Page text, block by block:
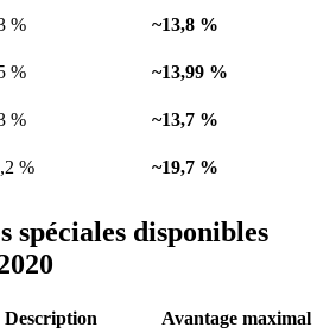
% ~13,8 %
% ~13,99 %
% ~13,7 %
% ~19,7 %
spéciales disponibles
Description Avantage maximal